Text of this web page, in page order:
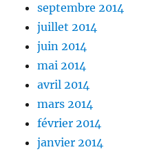
septembre 2014
juillet 2014
juin 2014
mai 2014
avril 2014
mars 2014
février 2014
janvier 2014